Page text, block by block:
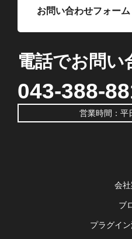
お問い合わせフォーム
電話でお問い
043-388-
営業時間：平
会
ブ
プラグイ